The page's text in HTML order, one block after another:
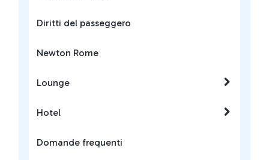
Diritti del passeggero
Newton Rome
Lounge
Hotel
Domande frequenti